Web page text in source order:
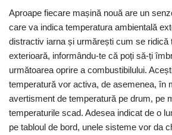
Aproape fiecare mașină nouă are un
care va indica temperatura ambientală
distractiv iarna și urmărești cum se ridică
exterioară, informându-te că poți să-ți
următoarea oprire a combustibilului.
temperatură vor activa, de asemenea, în
avertisment de temperatură pe drum, pe
temperaturile scad. Adesea indicat de o
pe tabloul de bord, unele sisteme vor da